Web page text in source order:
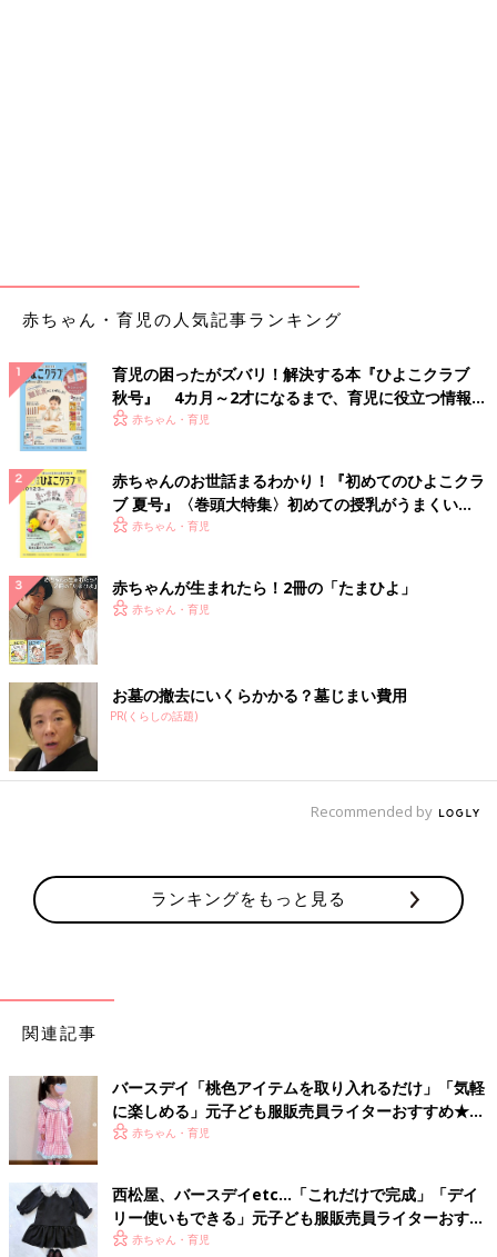
出典：Instagramアカウント「pyonbaby611123827」
こちらはpyonbaby611123827さんがバースデイで購入したベビ
ー服。おしゃれママに人気のブランドとあって、カバーオールの
デザインも一味違いますね。
クールなボーダー柄パーカー
赤ちゃん・育児の人気記事ランキング
育児の困ったがズバリ！解決する本『ひよこクラブ
秋号』 4カ月～2才になるまで、育児に役立つ情報が
いっぱい！
赤ちゃん・育児
赤ちゃんのお世話まるわかり！『初めてのひよこクラ
ブ 夏号』〈巻頭大特集〉初めての授乳がうまくい
く！ おっぱい・ミルクの基本と夏のトラブル 解決テ
赤ちゃん・育児
赤ちゃんが生まれたら！2冊の「たまひよ」
赤ちゃん・育児
お墓の撤去にいくらかかる？墓じまい費用
PR(くらしの話題)
Recommended by
ランキングをもっと見る
関連記事
バースデイ「桃色アイテムを取り入れるだけ」「気軽
に楽しめる」元子ども服販売員ライターおすすめ★ひ
な祭りコーデ5選
赤ちゃん・育児
西松屋、バースデイetc…「これだけで完成」「デイ
リー使いもできる」元子ども服販売員ライターおすす
め★セレモニーコーデ4選
赤ちゃん・育児